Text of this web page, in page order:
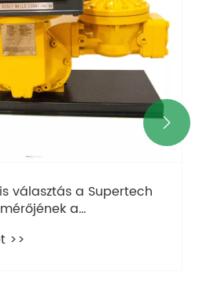
választás a Supertech
a
>>
